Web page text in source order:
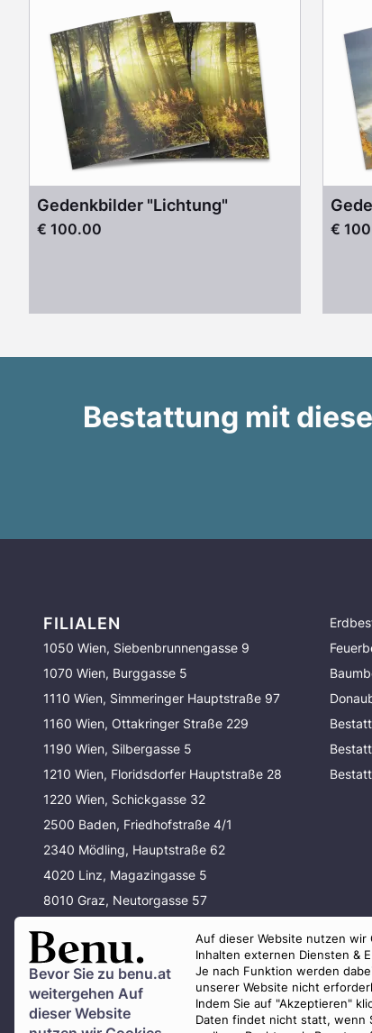
Bevor Sie zu benu.at
weitergehen Auf
dieser Website
Auf dieser Website nutzen wir
Inhalten externen Diensten &
Je nach Funktion werden
unserer Website nicht
Indem Sie auf "Akzeptieren"
Daten findet nicht statt, wenn
Gedenkbilder "Lichtung"
€ 100.00 €
Bestattung mit
FILIALEN
1050 Wien, Siebenbrunnengasse 9
1070 Wien, Burggasse 5
1110 Wien, Simmeringer Hauptstraße 97
1160 Wien, Ottakringer Straße 229
1190 Wien, Silbergasse 5
1210 Wien, Floridsdorfer Hauptstraße 28
1220 Wien, Schickgasse 32
2500 Baden, Friedhofstraße 4/1
2340 Mödling, Hauptstraße 62
4020 Linz, Magazingasse 5
8010 Graz, Neutorgasse 57
80637 München, Baldurstraße 29